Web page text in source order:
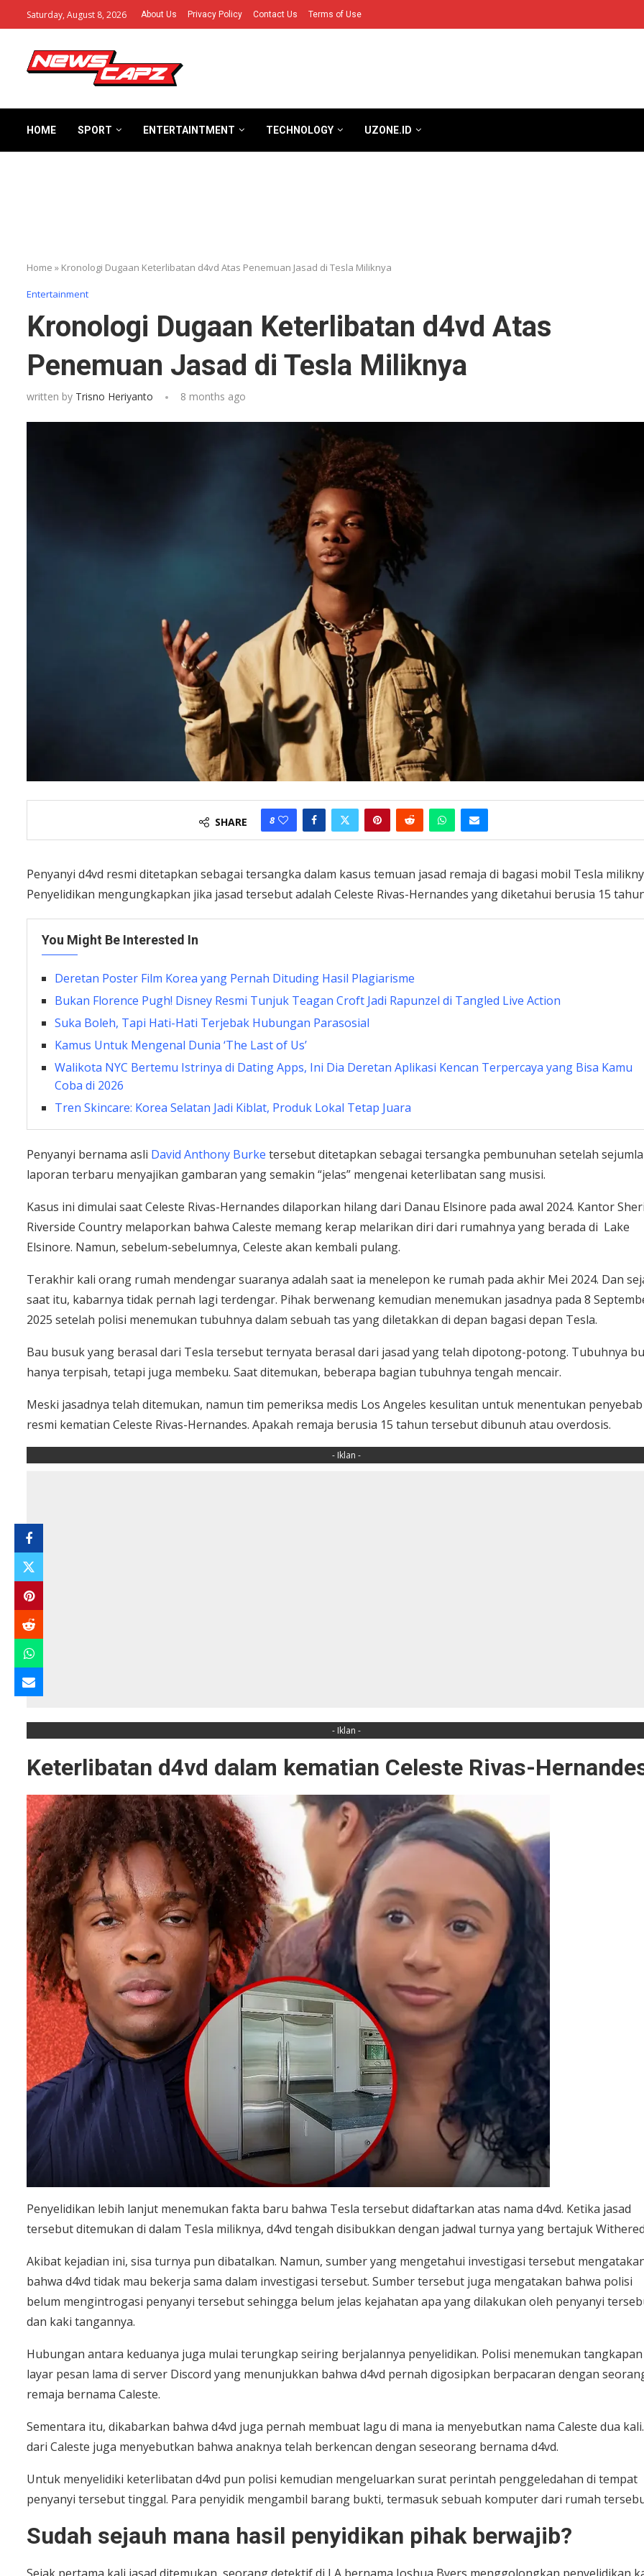
Saturday, August 8, 2026 About Us Privacy Policy Contact Us Terms of Use
HOME SPORT ENTERTAINTMENT TECHNOLOGY UZONE.ID
Home » Kronologi Dugaan Keterlibatan d4vd Atas Penemuan Jasad di Tesla Miliknya
Entertainment
Kronologi Dugaan Keterlibatan d4vd Atas
Penemuan Jasad di Tesla Miliknya
written by Trisno Heriyanto 8 months ago
SHARE 8
Penyanyi d4vd resmi ditetapkan sebagai tersangka dalam kasus temuan jasad remaja di bagasi mobil Tesla
Penyelidikan mengungkapkan jika jasad tersebut adalah Celeste Rivas-Hernandes yang diketahui berusia 15
You Might Be Interested In
Deretan Poster Film Korea yang Pernah Dituding Hasil Plagiarisme
Bukan Florence Pugh! Disney Resmi Tunjuk Teagan Croft Jadi Rapunzel di Tangled Live Action
Suka Boleh, Tapi Hati-Hati Terjebak Hubungan Parasosial
Kamus Untuk Mengenal Dunia ‘The Last of Us’
Walikota NYC Bertemu Istrinya di Dating Apps, Ini Dia Deretan Aplikasi Kencan Terpercaya yang Bisa Kamu
Coba di 2026
Tren Skincare: Korea Selatan Jadi Kiblat, Produk Lokal Tetap Juara
Penyanyi bernama asli David Anthony Burke tersebut ditetapkan sebagai tersangka pembunuhan setelah
laporan terbaru menyajikan gambaran yang semakin “jelas” mengenai keterlibatan sang musisi.
Kasus ini dimulai saat Celeste Rivas-Hernandes dilaporkan hilang dari Danau Elsinore pada awal 2024. Kantor
Riverside Country melaporkan bahwa Caleste memang kerap melarikan diri dari rumahnya yang berada di Lake
Elsinore. Namun, sebelum-sebelumnya, Celeste akan kembali pulang.
Terakhir kali orang rumah mendengar suaranya adalah saat ia menelepon ke rumah pada akhir Mei 2024. Dan
saat itu, kabarnya tidak pernah lagi terdengar. Pihak berwenang kemudian menemukan jasadnya pada 8
2025 setelah polisi menemukan tubuhnya dalam sebuah tas yang diletakkan di depan bagasi depan Tesla.
Bau busuk yang berasal dari Tesla tersebut ternyata berasal dari jasad yang telah dipotong-potong. Tubuhnya
hanya terpisah, tetapi juga membeku. Saat ditemukan, beberapa bagian tubuhnya tengah mencair.
Meski jasadnya telah ditemukan, namun tim pemeriksa medis Los Angeles kesulitan untuk menentukan penyebab
resmi kematian Celeste Rivas-Hernandes. Apakah remaja berusia 15 tahun tersebut dibunuh atau overdosis.
- Iklan -
- Iklan -
Keterlibatan d4vd dalam kematian Celeste Rivas-
Penyelidikan lebih lanjut menemukan fakta baru bahwa Tesla tersebut didaftarkan atas nama d4vd. Ketika jasad
tersebut ditemukan di dalam Tesla miliknya, d4vd tengah disibukkan dengan jadwal turnya yang bertajuk
Akibat kejadian ini, sisa turnya pun dibatalkan. Namun, sumber yang mengetahui investigasi tersebut
bahwa d4vd tidak mau bekerja sama dalam investigasi tersebut. Sumber tersebut juga mengatakan bahwa polisi
belum mengintrogasi penyanyi tersebut sehingga belum jelas kejahatan apa yang dilakukan oleh penyanyi
dan kaki tangannya.
Hubungan antara keduanya juga mulai terungkap seiring berjalannya penyelidikan. Polisi menemukan tangkapan
layar pesan lama di server Discord yang menunjukkan bahwa d4vd pernah digosipkan berpacaran dengan
remaja bernama Caleste.
Sementara itu, dikabarkan bahwa d4vd juga pernah membuat lagu di mana ia menyebutkan nama Caleste dua
dari Caleste juga menyebutkan bahwa anaknya telah berkencan dengan seseorang bernama d4vd.
Untuk menyelidiki keterlibatan d4vd pun polisi kemudian mengeluarkan surat perintah penggeledahan di tempat
penyanyi tersebut tinggal. Para penyidik mengambil barang bukti, termasuk sebuah komputer dari rumah
Sudah sejauh mana hasil penyidikan pihak berwajib?